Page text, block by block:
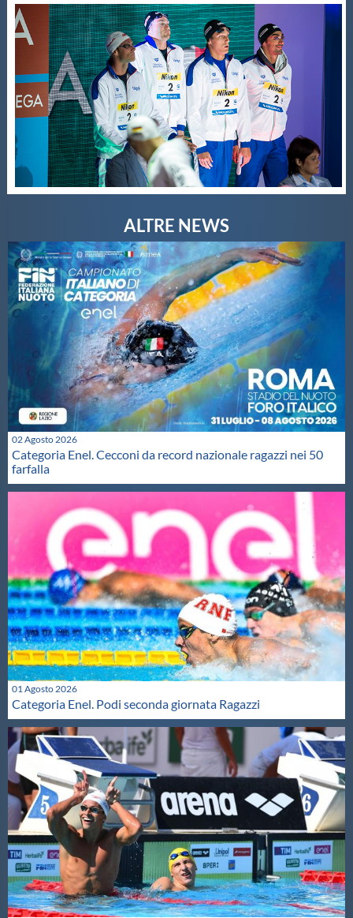
02 Agosto 2026
Categoria Enel. Cecconi da record nazionale ragazzi nei 50
farfalla
01 Agosto 2026
Categoria Enel. Podi seconda giornata Ragazzi